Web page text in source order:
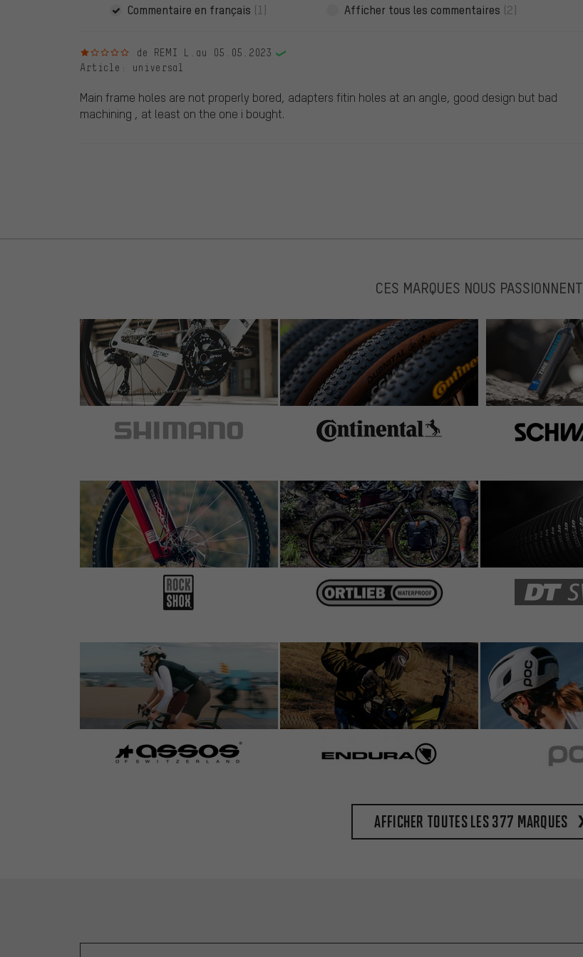
Commentaire en français (1) Afficher tous les commentaires (2)
1 sur 5 étoilesde REMI L. au 05.05.2023
Article : universal
Main frame holes are not properly bored, adapters fitin holes at an angle, good design but bad
machining , at least on the one i bought.
CES MARQUES NOUS PASSIONNENT
Afficher toutes les 377 marques